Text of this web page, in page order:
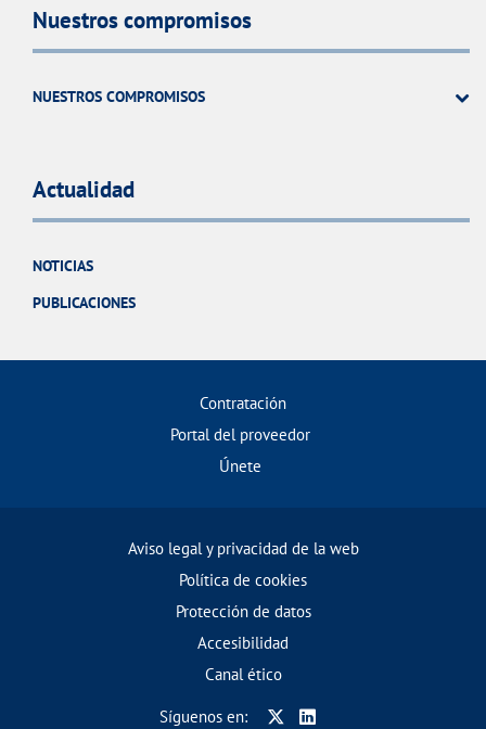
Nuestros compromisos
NUESTROS COMPROMISOS
Actualidad
NOTICIAS
PUBLICACIONES
Contratación
Portal del proveedor
Únete
Aviso legal y privacidad de la web
Política de cookies
Protección de datos
Accesibilidad
Canal ético
Síguenos en: